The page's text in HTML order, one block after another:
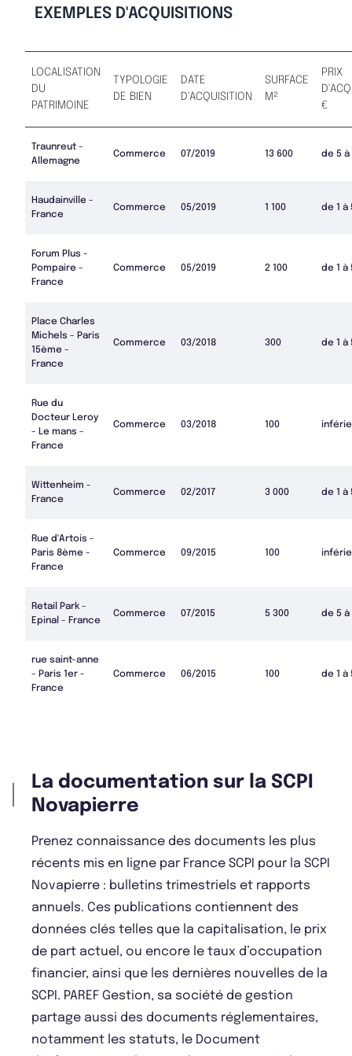
EXEMPLES D'ACQUISITIONS
LOCALISATION
DU
PATRIMOINE
TYPOLOGIE
DE BIEN
DATE
D'ACQUISITION
SURFACE
M²
PRIX
€
Traunreut -
Allemagne
Commerce 07/2019 13 600 de 5 à
Haudainville -
France
Commerce 05/2019 1 100 de 1 à
Forum Plus -
Pompaire -
France
Commerce 05/2019 2 100 de 1 à
Place Charles
Michels - Paris
15ème -
France
Commerce 03/2018 300 de 1 à
Rue du
Docteur Leroy
- Le mans -
France
Commerce 03/2018 100
Wittenheim -
France
Commerce 02/2017 3 000 de 1 à
Rue d'Artois -
Paris 8ème -
France
Commerce 09/2015 100
Retail Park -
Epinal - France
Commerce 07/2015 5 300 de 5 à
rue saint-anne
- Paris 1er -
France
Commerce 06/2015 100 de 1 à
La documentation sur la SCPI
Novapierre
Prenez connaissance des documents les plus
récents mis en ligne par France SCPI pour la SCPI
Novapierre : bulletins trimestriels et rapports
annuels. Ces publications contiennent des
données clés telles que la capitalisation, le prix
de part actuel, ou encore le taux d’occupation
financier, ainsi que les dernières nouvelles de la
SCPI. PAREF Gestion, sa société de gestion
partage aussi des documents réglementaires,
notamment les statuts, le Document